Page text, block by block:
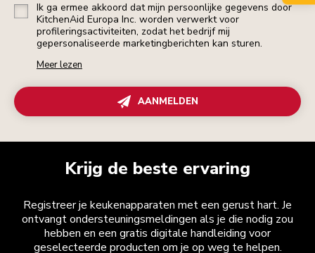
Ik ga ermee akkoord dat mijn persoonlijke gegevens door
KitchenAid Europa Inc. worden verwerkt voor
profileringsactiviteiten, zodat het bedrijf mij
gepersonaliseerde marketingberichten kan sturen.
Meer lezen
AANMELDEN
Krijg de beste ervaring
Registreer je keukenapparaten met een gerust hart. Je
ontvangt ondersteuningsmeldingen als je die nodig zou
hebben en een gratis digitale handleiding voor
geselecteerde producten om je op weg te helpen.